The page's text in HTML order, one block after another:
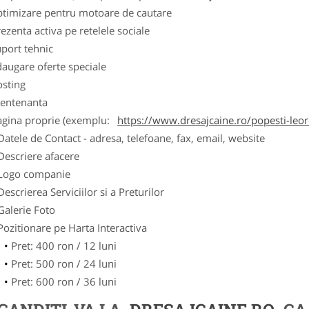
pentru motoare de cautare
activa pe retelele sociale
tehnic
oferte speciale
proprie (exemplu:
https://www.dresajcaine.ro/popesti-
de Contact - adresa, telefoane, fax, email, website
afacere
companie
Serviciilor si a Preturilor
Foto
pe Harta Interactiva
Pret: 400 ron / 12 luni
Pret: 500 ron / 24 luni
Pret: 600 ron / 36 luni